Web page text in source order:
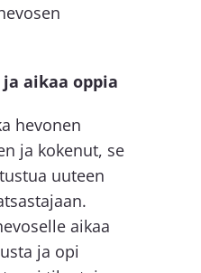
aikaa oppia
hevonen
ja kokenut, se
uuteen
aikaa
ja opi